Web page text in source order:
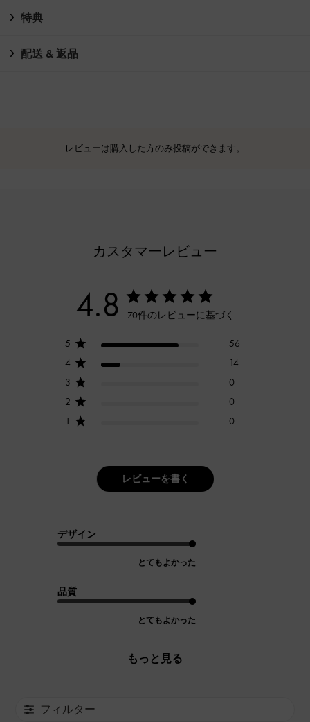
特典
配送 & 返品
レビューは購入した方のみ投稿ができます。
カスタマーレビュー
4.8 70件のレビューに基づく
5
56
4
14
3
0
2
0
1
0
レビューを書く
デザイン
とてもよかった
品質
とてもよかった
もっと見る
フィルター